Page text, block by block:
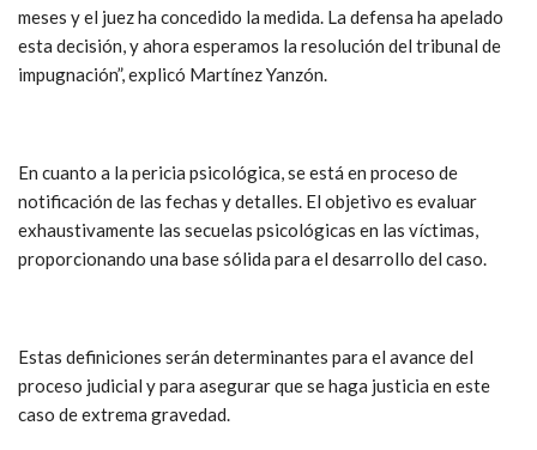
meses y el juez ha concedido la medida. La defensa ha apelado
esta decisión, y ahora esperamos la resolución del tribunal de
impugnación”, explicó Martínez Yanzón.
En cuanto a la pericia psicológica, se está en proceso de
notificación de las fechas y detalles. El objetivo es evaluar
exhaustivamente las secuelas psicológicas en las víctimas,
proporcionando una base sólida para el desarrollo del caso.
Estas definiciones serán determinantes para el avance del
proceso judicial y para asegurar que se haga justicia en este
caso de extrema gravedad.